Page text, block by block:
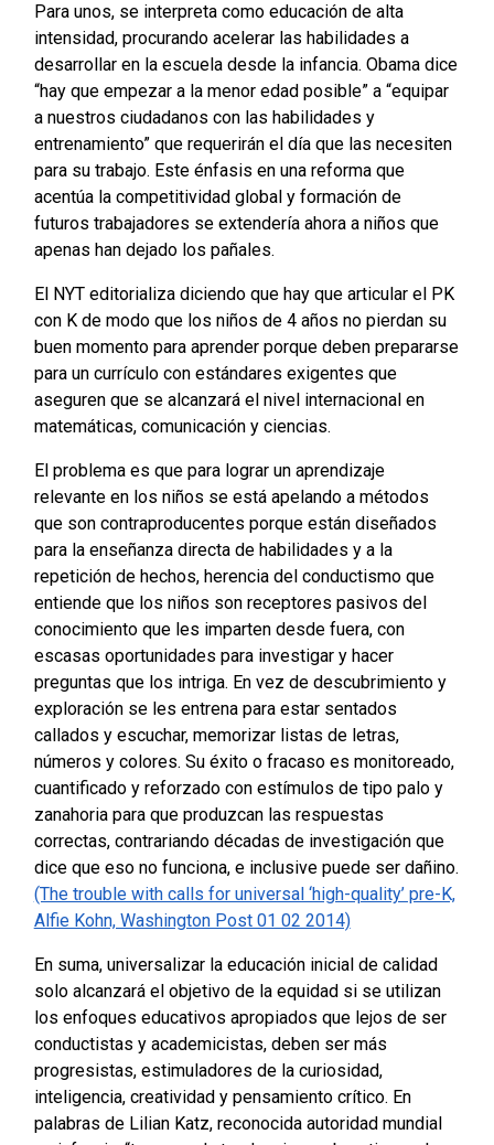
Para unos, se interpreta como educación de alta
intensidad, procurando acelerar las habilidades a
desarrollar en la escuela desde la infancia. Obama dice
“hay que empezar a la menor edad posible” a “equipar
a nuestros ciudadanos con las habilidades y
entrenamiento” que requerirán el día que las necesiten
para su trabajo. Este énfasis en una reforma que
acentúa la competitividad global y formación de
futuros trabajadores se extendería ahora a niños que
apenas han dejado los pañales.
El NYT editorializa diciendo que hay que articular el PK
con K de modo que los niños de 4 años no pierdan su
buen momento para aprender porque deben prepararse
para un currículo con estándares exigentes que
aseguren que se alcanzará el nivel internacional en
matemáticas, comunicación y ciencias.
El problema es que para lograr un aprendizaje
relevante en los niños se está apelando a métodos
que son contraproducentes porque están diseñados
para la enseñanza directa de habilidades y a la
repetición de hechos, herencia del conductismo que
entiende que los niños son receptores pasivos del
conocimiento que les imparten desde fuera, con
escasas oportunidades para investigar y hacer
preguntas que los intriga. En vez de descubrimiento y
exploración se les entrena para estar sentados
callados y escuchar, memorizar listas de letras,
números y colores. Su éxito o fracaso es monitoreado,
cuantificado y reforzado con estímulos de tipo palo y
zanahoria para que produzcan las respuestas
correctas, contrariando décadas de investigación que
dice que eso no funciona, e inclusive puede ser dañino.
(The trouble with calls for universal ‘high-quality’ pre-K,
Alfie Kohn, Washington Post 01 02 2014)
En suma, universalizar la educación inicial de calidad
solo alcanzará el objetivo de la equidad si se utilizan
los enfoques educativos apropiados que lejos de ser
conductistas y academicistas, deben ser más
progresistas, estimuladores de la curiosidad,
inteligencia, creatividad y pensamiento crítico. En
palabras de Lilian Katz, reconocida autoridad mundial